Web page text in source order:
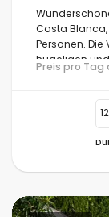
Costa Blanca,
Personen.
hügeligen
Barraca,
Preis pro Tag
12